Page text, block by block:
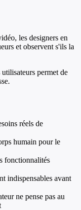
les designers en
et observent s'ils la
permet de
réels de
humain pour le
fonctionnalités
indispensables avant
ne pense pas au